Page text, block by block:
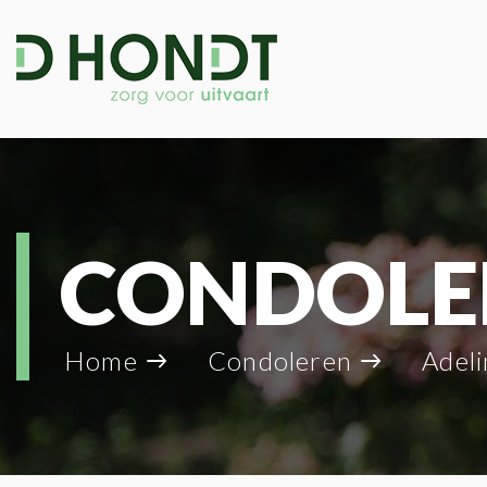
Home Condoleren Adelin